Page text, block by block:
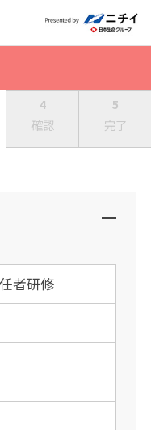
4
確認
5
完了
者研修